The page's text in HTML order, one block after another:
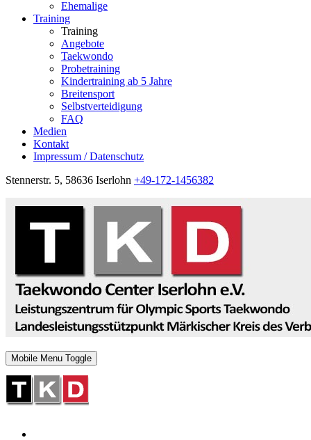
Ehemalige
Training
Training
Angebote
Taekwondo
Probetraining
Kindertraining ab 5 Jahre
Breitensport
Selbstverteidigung
FAQ
Medien
Kontakt
Impressum / Datenschutz
Stennerstr. 5, 58636 Iserlohn +49-172-1456382
Mobile Menu Toggle